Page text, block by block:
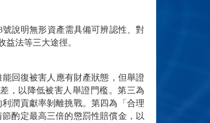
號說明無形資產需具備可辨認性、對
法等三大途徑。
回復被害人應有財產狀態，但舉證
，以降低被害人舉證門檻。第三為
潤貢獻率剝離挑戰。第四為「合理
酌定最高三倍的懲罰性賠償金，以